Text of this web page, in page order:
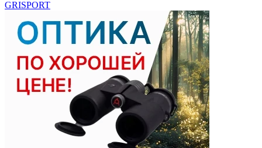
GRISPORT